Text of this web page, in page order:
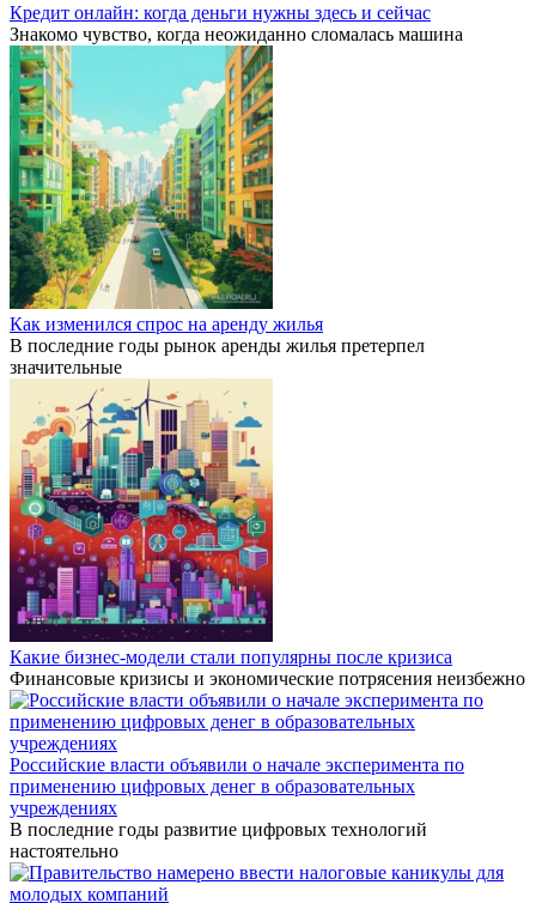
Кредит онлайн: когда деньги нужны здесь и сейчас
Знакомо чувство, когда неожиданно сломалась машина
Как изменился спрос на аренду жилья
В последние годы рынок аренды жилья претерпел
значительные
Какие бизнес-модели стали популярны после кризиса
Финансовые кризисы и экономические потрясения неизбежно
Российские власти объявили о начале эксперимента по
применению цифровых денег в образовательных
учреждениях
В последние годы развитие цифровых технологий
настоятельно